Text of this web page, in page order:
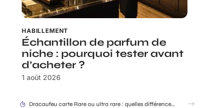
HABILLEMENT
Échantillon de parfum de
niche : pourquoi tester avant
d’acheter ?
1 août 2026
Rabbit Finder : découvrir l’appli pour ne plus égarer ses affaires